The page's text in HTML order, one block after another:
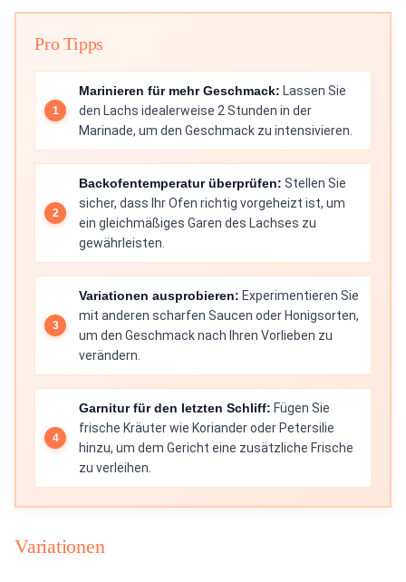
Pro Tipps
Marinieren für mehr Geschmack: Lassen Sie
den Lachs idealerweise 2 Stunden in der
Marinade, um den Geschmack zu intensivieren.
Backofentemperatur überprüfen: Stellen Sie
sicher, dass Ihr Ofen richtig vorgeheizt ist, um
ein gleichmäßiges Garen des Lachses zu
gewährleisten.
Variationen ausprobieren: Experimentieren Sie
mit anderen scharfen Saucen oder Honigsorten,
um den Geschmack nach Ihren Vorlieben zu
verändern.
Garnitur für den letzten Schliff: Fügen Sie
frische Kräuter wie Koriander oder Petersilie
hinzu, um dem Gericht eine zusätzliche Frische
zu verleihen.
Variationen